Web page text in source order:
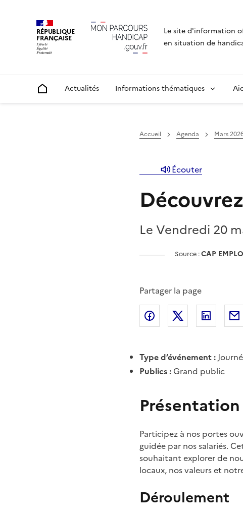
RÉPUBLIQUE
FRANÇAISE
Le site d'information
en situation de
Accueil Actualités Informations thématiques
Accueil Agenda Mars
Écouter
Le Vendredi 20
Source :CAP
Partager la page
Partager l'article sur
Partager
Type d’événement :
Publics :Grand public
Participez à nos portes
guidée par nos salariés.
souhaitant explorer de
locaux, nos valeurs et
Déroulement